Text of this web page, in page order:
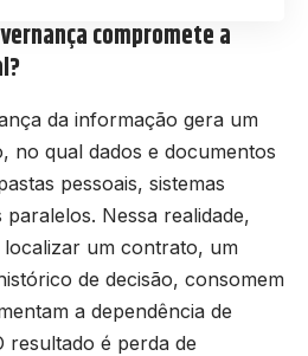
compromete a
da informação gera um
no qual dados e documentos
pessoais, sistemas
Nessa realidade,
um contrato, um
de decisão, consomem
a dependência de
resultado é perda de